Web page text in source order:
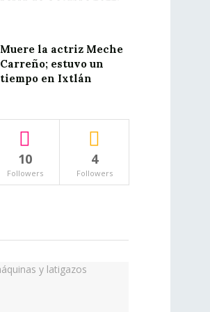
Muere la actriz Meche
Carreño; estuvo un
tiempo en Ixtlán
10
Followers
4
Followers